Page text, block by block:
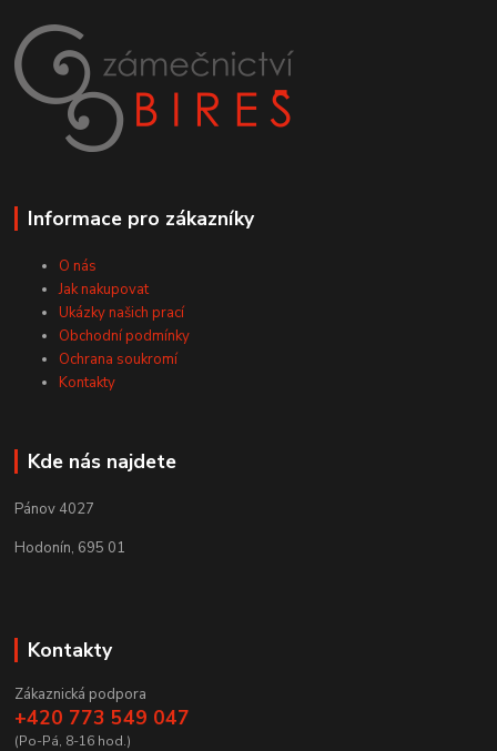
Informace pro zákazníky
O nás
Jak nakupovat
Ukázky našich prací
Obchodní podmínky
Ochrana soukromí
Kontakty
Kde nás najdete
Pánov 4027
Hodonín, 695 01
Kontakty
Zákaznická podpora
+420 773 549 047
(Po-Pá, 8-16 hod.)